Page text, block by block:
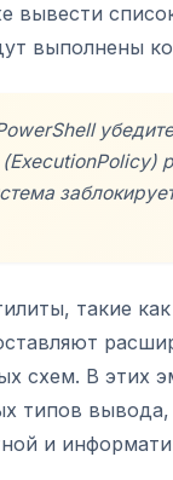
вывести
выполнены
такие
схем. В этих
типов вывода,
и